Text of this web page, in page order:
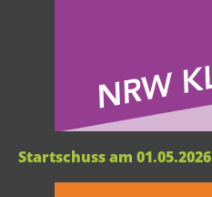
Startschuss am 01.05.2026